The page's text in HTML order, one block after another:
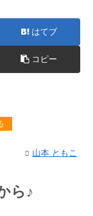
査
どうする?
はてブ
コピー
山本 ともこ
ら♪